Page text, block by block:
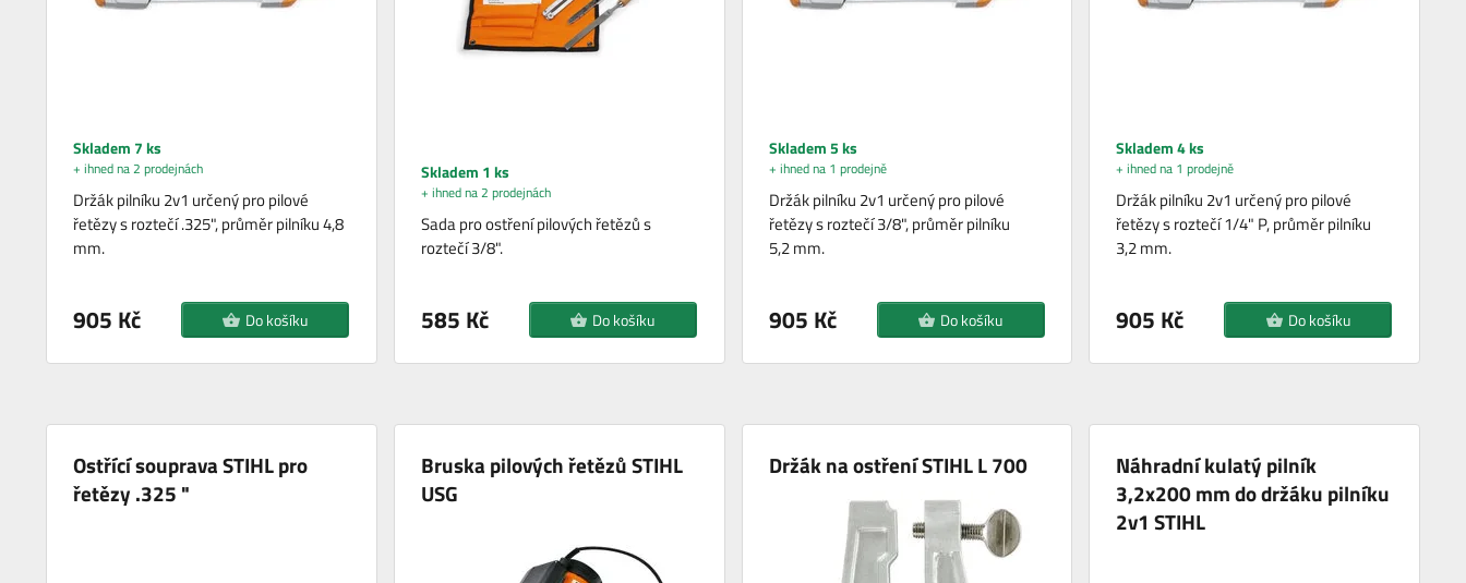
Skladem 7 ks
+ ihned na 2 prodejnách
Držák pilníku 2v1 určený pro pilové
řetězy s roztečí .325", průměr pilníku 4,8
mm.
905 Kč Do košíku
Skladem 1 ks
+ ihned na 2 prodejnách
Sada pro ostření pilových řetězů s
roztečí 3/8".
585 Kč Do košíku
Skladem 5 ks
+ ihned na 1 prodejně
Držák pilníku 2v1 určený pro pilové
řetězy s roztečí 3/8", průměr pilníku
5,2 mm.
905 Kč Do košíku
Skladem 4 ks
+ ihned na 1 prodejně
Držák pilníku 2v1 určený pro pilové
řetězy s roztečí 1/4" P, průměr pilníku
3,2 mm.
905 Kč Do košíku
Ostřící souprava STIHL pro
řetězy .325 "
Bruska pilových řetězů STIHL
USG
Držák na ostření STIHL L 700
Náhradní kulatý pilník
3,2x200 mm do držáku pilníku
2v1 STIHL